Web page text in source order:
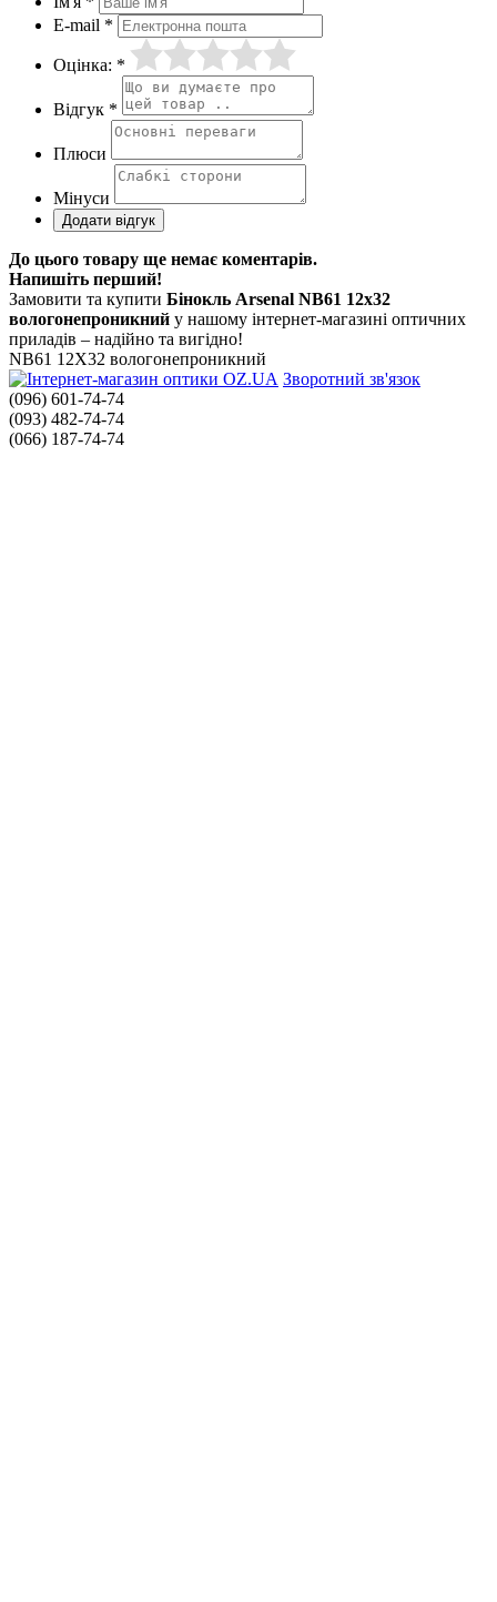
E-mail *
Оцінка: *
Відгук *
Плюси
Мінуси
До цього товару ще немає коментарів.
Напишіть перший!
Замовити та купити Бінокль Arsenal NB61 12x32
вологонепроникний у нашому інтернет-магазині оптичних
приладів – надійно та вигідно!
NB61 12X32 вологонепроникний
Зворотний зв'язок
(096) 601-74-74
(093) 482-74-74
(066) 187-74-74